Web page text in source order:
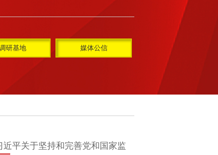
研基地 媒体公信
近平关于坚持和完善党和国家监